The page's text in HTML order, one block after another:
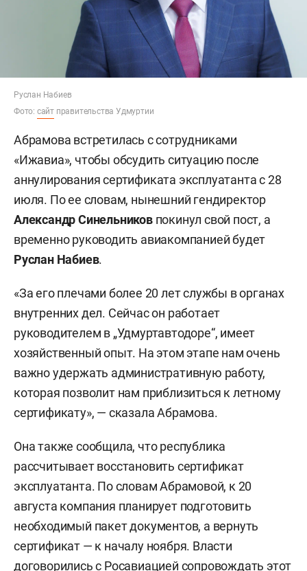
Руслан Набиев
Фото: сайт правительства Удмуртии
Абрамова встретилась с сотрудниками
«Ижавиа», чтобы обсудить ситуацию после
аннулирования сертификата эксплуатанта с 28
июля. По ее словам, нынешний гендиректор
Александр Синельниковпокинул свой пост, а
временно руководить авиакомпанией будет
Руслан Набиев.
«За его плечами более 20 лет службы в органах
внутренних дел. Сейчас он работает
руководителем в „Удмуртавтодоре“, имеет
хозяйственный опыт. На этом этапе нам очень
важно удержать административную работу,
которая позволит нам приблизиться к летному
сертификату», — сказала Абрамова.
Она также сообщила, что республика
рассчитывает восстановить сертификат
эксплуатанта. По словам Абрамовой, к 20
августа компания планирует подготовить
необходимый пакет документов, а вернуть
сертификат — к началу ноября. Власти
договорились с Росавиацией сопровождать этот